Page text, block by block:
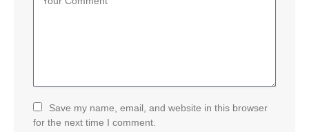
Save my name, email, and website in this browser
for the next time I comment.